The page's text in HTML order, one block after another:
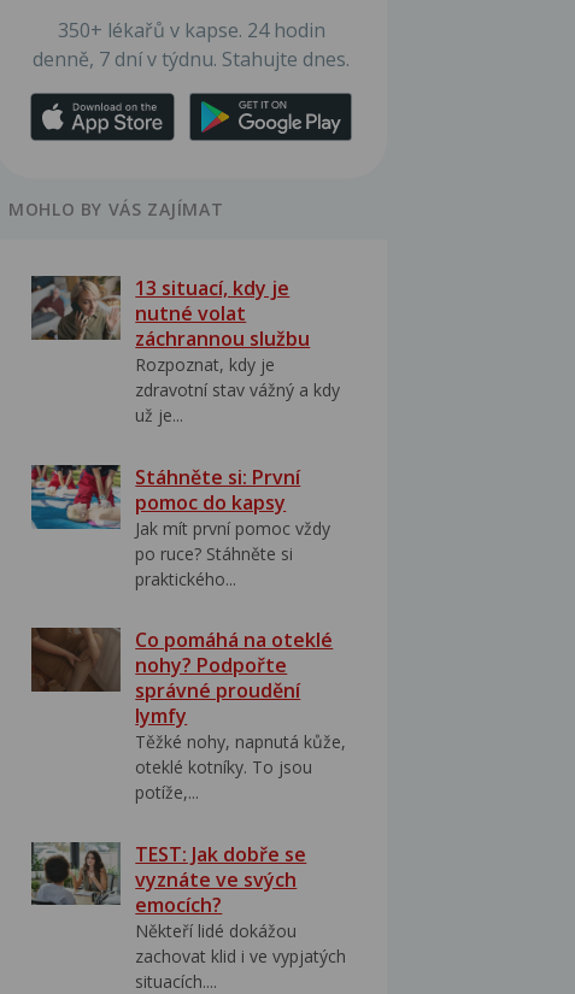
350+ lékařů v kapse. 24 hodin
denně, 7 dní v týdnu. Stahujte dnes.
MOHLO BY VÁS ZAJÍMAT
13 situací, kdy je
nutné volat
záchrannou službu
Rozpoznat, kdy je
zdravotní stav vážný a kdy
už je...
Stáhněte si: První
pomoc do kapsy
Jak mít první pomoc vždy
po ruce? Stáhněte si
praktického...
Co pomáhá na oteklé
nohy? Podpořte
správné proudění
lymfy
Těžké nohy, napnutá kůže,
oteklé kotníky. To jsou
potíže,...
TEST: Jak dobře se
vyznáte ve svých
emocích?
Někteří lidé dokážou
zachovat klid i ve vypjatých
situacích....